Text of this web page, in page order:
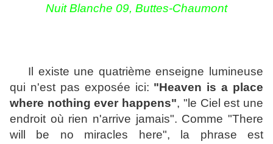
Nuit Blanche 09, Buttes-Chaumont
Il existe une quatrième enseigne lumineuse
qui n'est pas exposée ici: "Heaven is a place
where nothing ever happens", "le Ciel est une
endroit où rien n'arrive jamais". Comme "There
will be no miracles here", la phrase est